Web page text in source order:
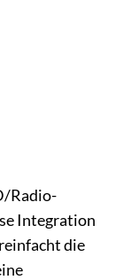
Radio-
Integration
die